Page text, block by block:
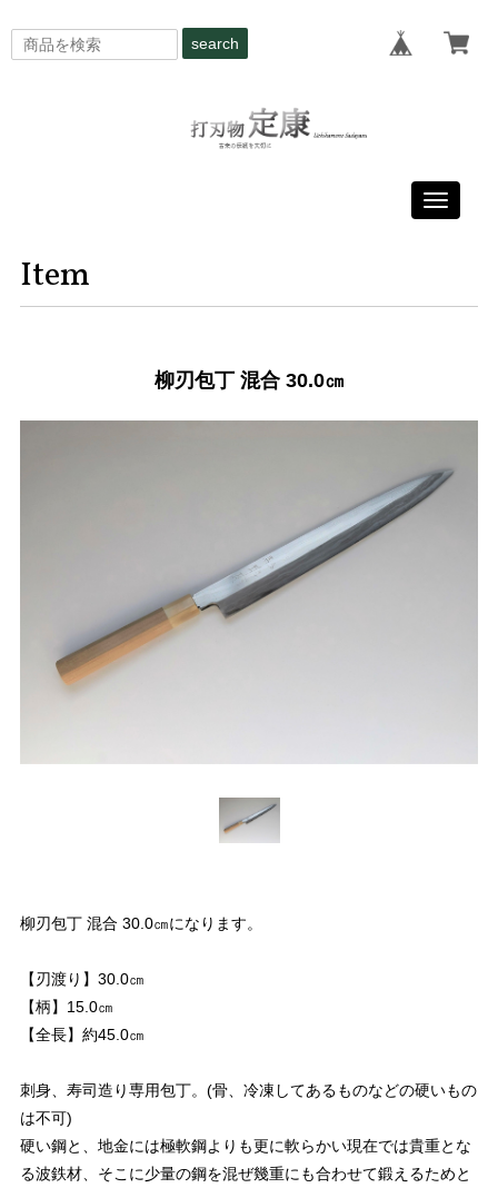
search
Toggle
Item
柳刃包丁 混合 30.0㎝
柳刃包丁 混合 30.0㎝になります。
【刃渡り】30.0㎝
【柄】15.0㎝
【全長】約45.0㎝
刺身、寿司造り専用包丁。(骨、冷凍してあるものなどの硬いもの
は不可)
硬い鋼と、地金には極軟鋼よりも更に軟らかい現在では貴重とな
る波鉄材、そこに少量の鋼を混ぜ幾重にも合わせて鍛えるためと